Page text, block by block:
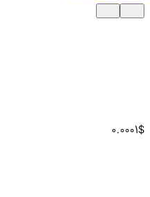
0.0001$